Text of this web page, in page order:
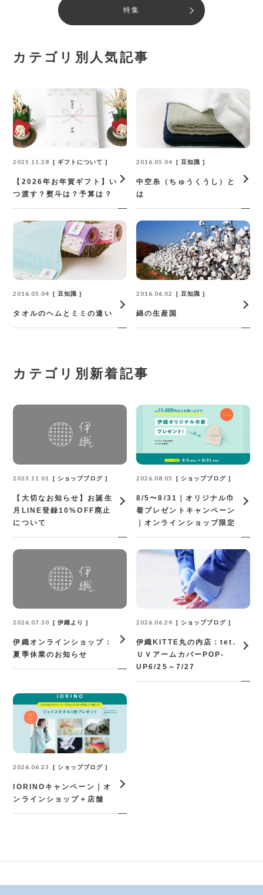
特集
カテゴリ別人気記事
2025.11.28 ギフトについて
【2026年お年賀ギフト】い
つ渡す？熨斗は？予算は？
2016.05.04 豆知識
中空糸（ちゅうくうし）と
は
2016.05.04 豆知識
タオルのヘムとミミの違い
2016.06.02 豆知識
綿の生産国
カテゴリ別新着記事
2023.11.01 ショップブログ
【大切なお知らせ】お誕生
月LINE登録10%OFF廃止
について
2026.08.05 ショップブログ
8/5〜8/31｜オリジナル巾
着プレゼントキャンペーン
｜オンラインショップ限定
2026.07.30 伊織より
伊織オンラインショップ：
夏季休業のお知らせ
2026.06.24 ショップブログ
伊織KITTE丸の内店：tet.
ＵＶアームカバーPOP‐
UP6/25～7/27
2026.06.23 ショップブログ
IORINOキャンペーン｜オ
ンラインショップ＋店舗